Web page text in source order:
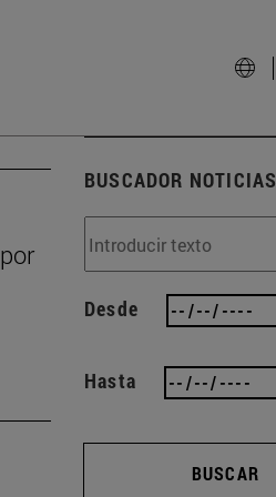
BUSCADOR NOTICIAS
Desde
Hasta
BUSCAR